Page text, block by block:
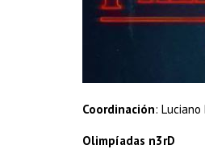
Coordinación:
Olimpíadas n3rD